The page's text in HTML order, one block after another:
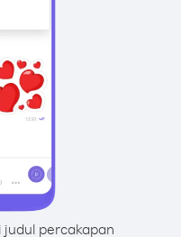
judul percakapan